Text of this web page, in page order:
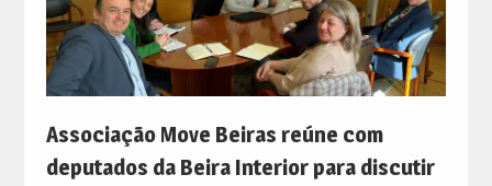
Associação Move Beiras reúne com
deputados da Beira Interior para discutir